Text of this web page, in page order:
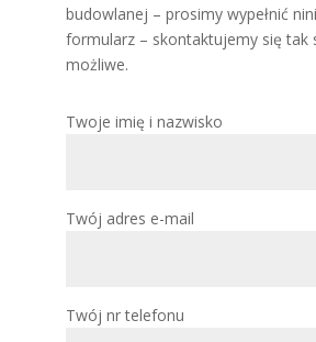
budowlanej – prosimy wypełnić
formularz – skontaktujemy się tak
możliwe.
Twoje imię i nazwisko
Twój adres e-mail
Twój nr telefonu